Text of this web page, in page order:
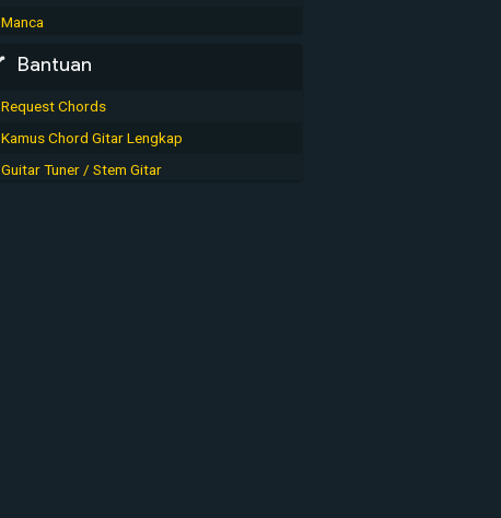
Manca
Bantuan
Request Chords
Kamus Chord Gitar Lengkap
Guitar Tuner / Stem Gitar